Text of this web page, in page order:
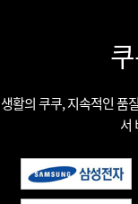
생활의 쿠쿠, 지속적인 품
서